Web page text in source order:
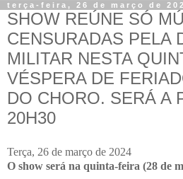
terça-feira, 26 de março de
SHOW REÚNE SÓ
CENSURADAS PELA
MILITAR NESTA
VÉSPERA DE
DO CHORO. SERÁ A
20H30
Terça, 26 de março de 2024
O show será na quinta-feira (28 de